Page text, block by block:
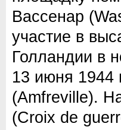
Вассенар
участие в
Голландии в
13 июня 1944
(Amfreville).
(Croix de